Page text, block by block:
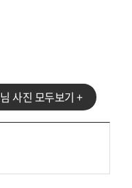
님 사진 모두보기 +